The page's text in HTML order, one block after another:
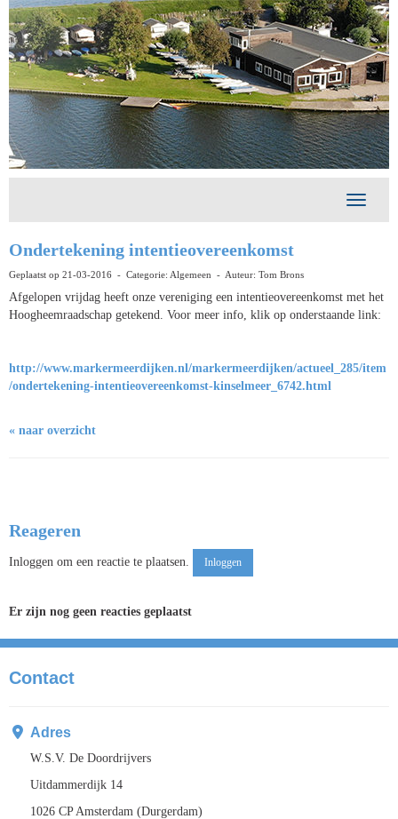
Toggle
Ondertekening intentieovereenkomst
Geplaatst op 21-03-2016 - Categorie: Algemeen - Auteur: Tom Brons
Afgelopen vrijdag heeft onze vereniging een intentieovereenkomst met het
Hoogheemraadschap getekend. Voor meer info, klik op onderstaande link:
http://www.markermeerdijken.nl/markermeerdijken/actueel_285/item
/ondertekening-intentieovereenkomst-kinselmeer_6742.html
« naar overzicht
Reageren
Inloggen om een reactie te plaatsen. Inloggen
Er zijn nog geen reacties geplaatst
Contact
Adres
W.S.V. De Doordrijvers
Uitdammerdijk 14
1026 CP Amsterdam (Durgerdam)